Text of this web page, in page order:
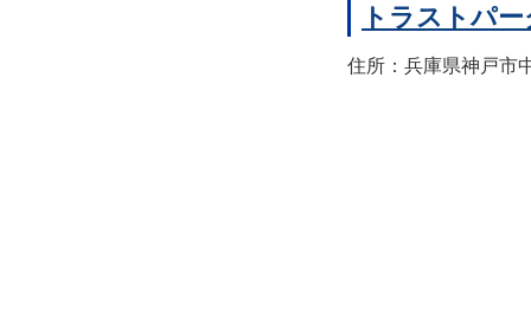
トラストパ
住所：兵庫県神戸市